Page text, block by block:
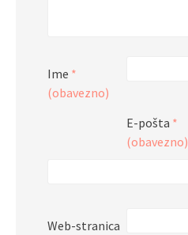
Ime *
(obavezno)
E-pošta *
(obavezno)
Web-stranica